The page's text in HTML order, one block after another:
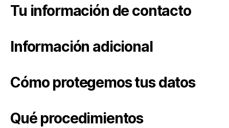
Tu información de contacto
Información adicional
Cómo protegemos tus datos
Qué procedimientos